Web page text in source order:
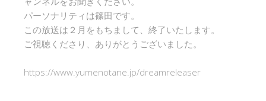
パーソナリティは篠田です。
この放送は２月をもちまして、終了いたします。
ご視聴くださり、ありがとうございました。
https://www.yumenotane.jp/dreamreleaser